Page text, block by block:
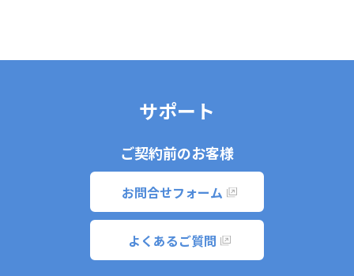
サポート
ご契約前のお客様
お問合せフォーム
よくあるご質問